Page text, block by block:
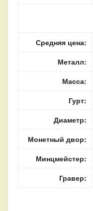
Средняя цена:
Металл:
Масса:
Гурт:
Диаметр:
Монетный двор:
Минцмейстер:
Гравер: